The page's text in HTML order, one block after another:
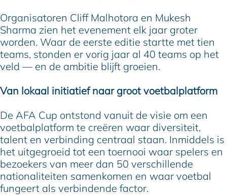
Organisatoren Cliff Malhotora en Mukesh
Sharma zien het evenement elk jaar groter
worden. Waar de eerste editie startte met tien
teams, stonden er vorig jaar al 40 teams op het
veld — en de ambitie blijft groeien.
Van lokaal initiatief naar groot voetbalplatform
De AFA Cup ontstond vanuit de visie om een
voetbalplatform te creëren waar diversiteit,
talent en verbinding centraal staan. Inmiddels is
het uitgegroeid tot een toernooi waar spelers en
bezoekers van meer dan 50 verschillende
nationaliteiten samenkomen en waar voetbal
fungeert als verbindende factor.